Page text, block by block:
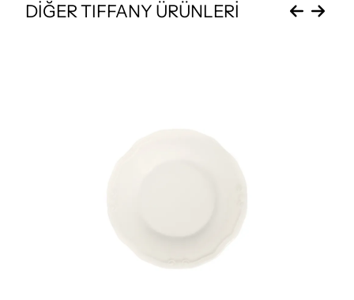
DİĞER TIFFANY ÜRÜNLERİ